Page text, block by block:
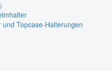
und Topcase-Halterungen